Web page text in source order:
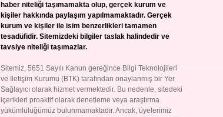
haber niteliği taşımamakta olup, gerçek kurum ve
kişiler hakkında paylaşım yapılmamaktadır. Gerçek
kurum ve kişiler ile isim benzerlikleri tamamen
tesadüfidir. Sitemizdeki bilgiler taslak halindedir ve
tavsiye niteliği taşımazlar.
Sitemiz, 5651 Sayılı Kanun gereğince Bilgi Teknolojileri
ve İletişim Kurumu (BTK) tarafından onaylanmış bir Yer
Sağlayıcı olarak hizmet vermektedir. Bu nedenle, sitedeki
içerikleri proaktif olarak denetleme veya araştırma
yükümlülüğümüz bulunmamaktadır. Ancak, üyelerimiz